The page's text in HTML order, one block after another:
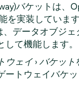
バケットは、
を実装していま
、データオブジ
て機能します。
ウェイ›バケット
ートウェイバケ